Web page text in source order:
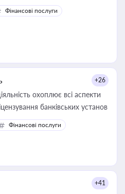
керівника, юриста або
приватизації, оренди
угод і перевірки
Фінансові послуги
+26
охоплює всі аспекти
банківських установ
Фінансові послуги
+41